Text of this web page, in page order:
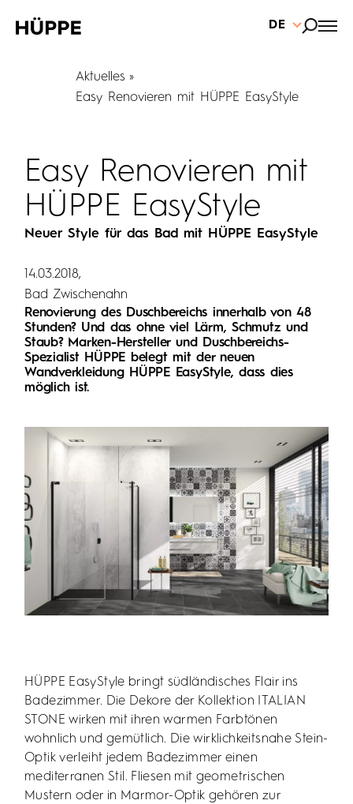
DE
Aktuelles
Easy Renovieren mit HÜPPE EasyStyle
Easy Renovieren mit
HÜPPE EasyStyle
Neuer Style für das Bad mit HÜPPE EasyStyle
14.03.2018
Bad Zwischenahn
Renovierung des Duschbereichs innerhalb von 48
Stunden? Und das ohne viel Lärm, Schmutz und
Staub? Marken-Hersteller und Duschbereichs-
Spezialist HÜPPE belegt mit der neuen
Wandverkleidung HÜPPE EasyStyle, dass dies
möglich ist.
HÜPPE EasyStyle bringt südländisches Flair ins
Badezimmer. Die Dekore der Kollektion ITALIAN
STONE wirken mit ihren warmen Farbtönen
wohnlich und gemütlich. Die wirklichkeitsnahe Stein-
Optik verleiht jedem Badezimmer einen
mediterranen Stil. Fliesen mit geometrischen
Mustern oder in Marmor-Optik gehören zur